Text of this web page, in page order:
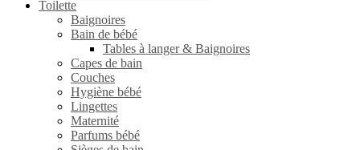
Toilette
Baignoires
Bain de bébé
Tables à langer & Baignoires
Capes de bain
Couches
Hygiène bébé
Lingettes
Maternité
Parfums bébé